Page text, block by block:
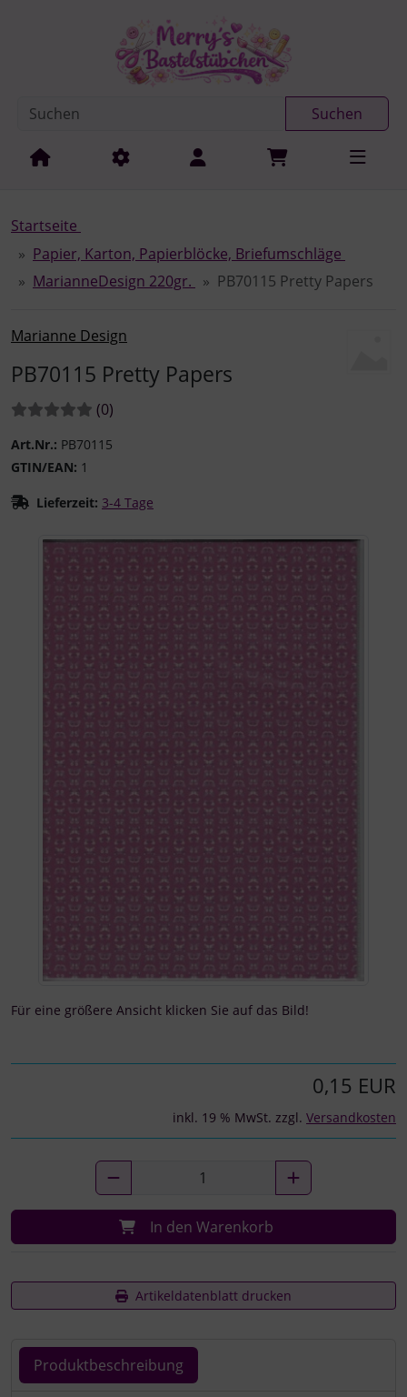
Springe zur Navigation
Suchen
Startseite
Papier, Karton, Papierblöcke, Briefumschläge
MarianneDesign 220gr.
PB70115 Pretty Papers
Marianne Design
PB70115 Pretty Papers
Bewertungen:
(0Bewertungen
)
Art.Nr.: PB70115
GTIN/EAN: 1
Lieferzeit: 3-4 Tage
Wenn mehr als ein Produktbild existiert, können Sie die
Für eine größere Ansicht klicken Sie auf das Bild!
0,15 EUR
inkl. 19 % MwSt. zzgl. Versandkosten
In den Warenkorb
Artikeldatenblatt drucken
Produktbeschreibung